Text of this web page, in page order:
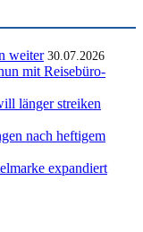
weiter 30.07.2026
mit Reisebüro-
länger streiken
nach heftigem
expandiert